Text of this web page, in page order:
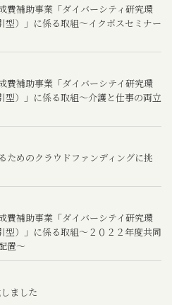
費補助事業「ダイバーシティ研究環
型）」に係る取組～イクボスセミナー
費補助事業「ダイバーシテイ研究環
型）」に係る取組～介護と仕事の両立
ためのクラウドファンディングに挑
費補助事業「ダイバーシテイ研究環
型）」に係る取組～２０２２年度共同
置～
ました